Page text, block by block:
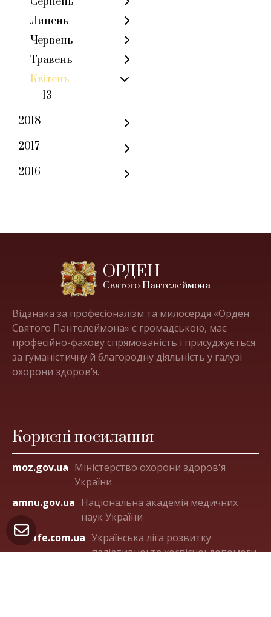
Липень
Червень
Травень
Квітень
13
2018
2017
2016
ОРДЕН
Святого Пантелеймона
Відзнака за професіоналізм та милосердя «Орден
Святого Пантелеймона» є громадською, має
професійно-фахову спрямованість і присуджується
за гуманістичну й благородну діяльність у галузі
охорони здоров’я.
Корисні посилання
moz.gov.ua Міністерство охорони здоров'я
України
amnu.gov.ua Національна академія медичних
наук України
ligalife.com.ua Українська ліга розвитку
паліативної та хоспісної допомоги